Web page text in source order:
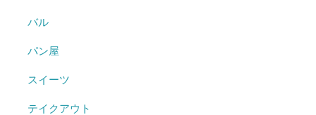
バル
パン屋
スイーツ
テイクアウト